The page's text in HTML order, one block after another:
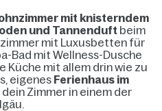
mit knisterndem
und Tannenduft beim
mit Luxusbetten für
Bad mit Wellness-Dusche
Küche mit allem drin wie zu
eigenes Ferienhaus im
Zimmer in einem der